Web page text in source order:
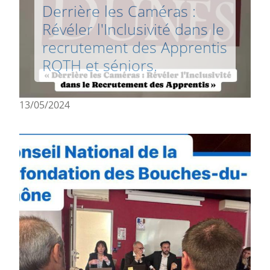
Derrière les Caméras :
Révéler l'Inclusivité dans le
recrutement des Apprentis
RQTH et séniors.
13/05/2024